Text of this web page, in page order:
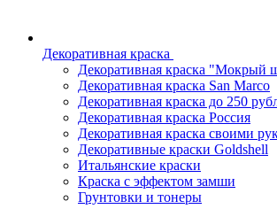
Декоративная краска
Декоративная краска "Мокрый
Декоративная краска San Marco
Декоративная краска до 250
Декоративная краска Россия
Декоративная краска своими
Декоративные краски Goldshell
Итальянские краски
Краска с эффектом замши
Грунтовки и тонеры